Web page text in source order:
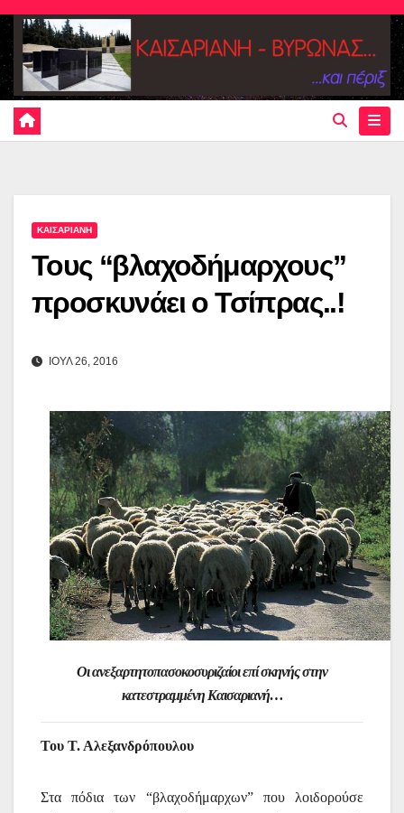
Skip
content
ΚΑΙΣΑΡΙΑΝΗ
Τους “βλαχοδήμαρχους”
προσκυνάει ο Τσίπρας..!
ΙΟΥΛ 26, 2016
Οι ανεξαρτητοπασοκοσυριζαίοι επί σκηνής στην
κατεστραμμένη Καισαριανή…
Του Τ. Αλεξανδρόπουλου
Στα πόδια των “βλαχοδήμαρχων” που λοιδορούσε